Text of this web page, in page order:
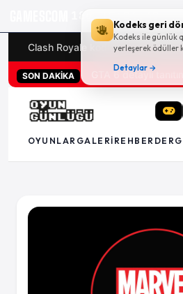
Kodeks geri
Kodeks ile günlük
yerleşerek ödüller
Detaylar →
18g 15:04:48
Clash Royale kodları Türk
SON DAKİKA
OYUNLAR GALERI REHBER